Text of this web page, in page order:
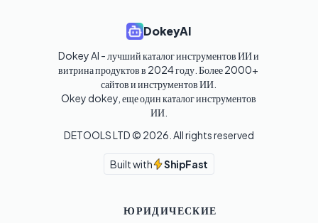
DokeyAI
Dokey AI - лучший каталог инструментов ИИ и
витрина продуктов в 2024 году. Более 2000+
сайтов и инструментов ИИ.
Okey dokey, еще один каталог инструментов
ИИ.
DETOOLS LTD © 2026 . All rights reserved
Built with ShipFast
ЮРИДИЧЕСКИЕ